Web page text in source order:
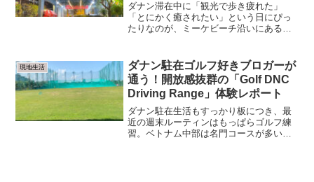
ダナン滞在中に「観光で歩き疲れた」
「とにかく癒されたい」という日にぴっ
たりなのが、ミーケビーチ沿いにある
にも在住者にも人気のスパです。場所お
店はミー...
現地生活
ダナン駐在ゴルフ好きブロガーが
通う！開放感抜群の「Golf DNC
Driving Range」体験レポート
ダナン駐在生活もすっかり板につき、最
近の週末ルーティンはもっぱらゴルフ練
習。ベトナム中部は名門コースが多いこ